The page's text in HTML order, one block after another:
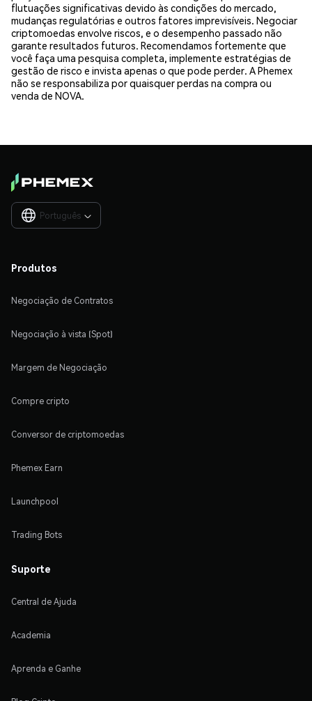
flutuações significativas devido às condições do mercado,
mudanças regulatórias e outros fatores imprevisíveis. Negociar
criptomoedas envolve riscos, e o desempenho passado não
garante resultados futuros. Recomendamos fortemente que
você faça uma pesquisa completa, implemente estratégias de
gestão de risco e invista apenas o que pode perder. A Phemex
não se responsabiliza por quaisquer perdas na compra ou
venda de NOVA.
Português 
Produtos
Negociação de Contratos
Negociação à vista (Spot)
Margem de Negociação
Compre cripto
Conversor de criptomoedas
Phemex Earn
Launchpool
Trading Bots
Suporte
Central de Ajuda
Academia
Aprenda e Ganhe